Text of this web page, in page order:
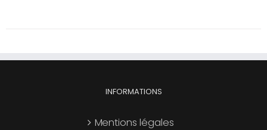
INFORMATIONS
Mentions légales